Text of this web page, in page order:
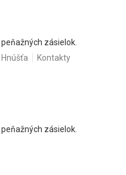
zásielok.
Kontakty
zásielok.